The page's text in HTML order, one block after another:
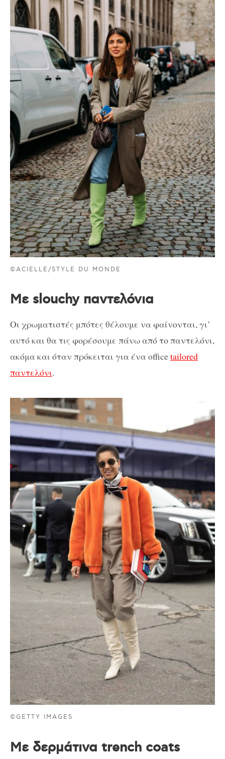
©ACIELLE/STYLE DU MONDE
Με slouchy παντελόνια
Οι χρωματιστές μπότες θέλουμε να φαίνονται, γι’
αυτό και θα τις φορέσουμε πάνω από το παντελόνι,
ακόμα και όταν πρόκειται για ένα officetailored
παντελόνι.
©GETTY IMAGES
Με δερμάτινα trench coats